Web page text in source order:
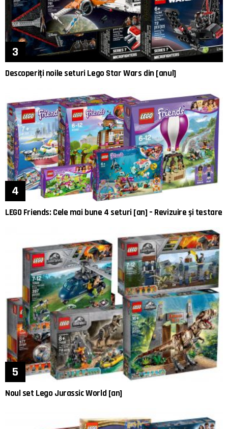
Descoperiți noile seturi Lego Star Wars din [anul]
LEGO Friends: Cele mai bune 4 seturi [an] – Revizuire și testare
Noul set Lego Jurassic World [an]